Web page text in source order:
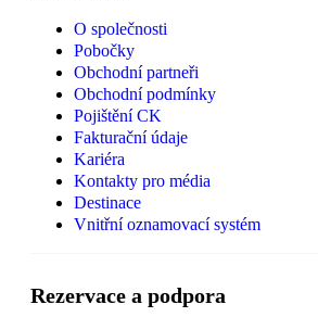
O společnosti
Pobočky
Obchodní partneři
Obchodní podmínky
Pojištění CK
Fakturační údaje
Kariéra
Kontakty pro média
Destinace
Vnitřní oznamovací systém
Rezervace a podpora